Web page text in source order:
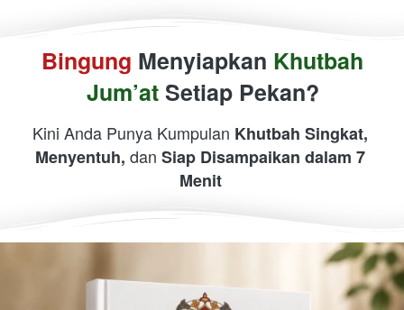
Bingung Menyiapkan Khutbah
Jum’at Setiap Pekan?
Kini Anda Punya Kumpulan Khutbah Singkat,
Menyentuh, dan Siap Disampaikan dalam 7
Menit